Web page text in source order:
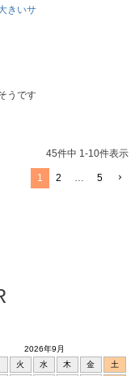
きいサ
うです
45件中 1-10件表示
1 2 … 5
2026年9月
火 水 木 金
土